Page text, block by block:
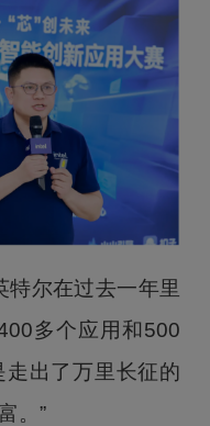
特尔在过去一年里
多个应用和500
出了万里长征的
。”